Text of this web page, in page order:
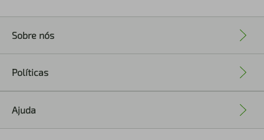
Sobre nós
Políticas
Ajuda